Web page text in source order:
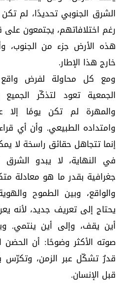
الشرق الجنوبي تحديدًا، لم
رغم اختلافاتهم، يجتمعون
هذه الأرض جزء من الجنوب،
خارج هذا الإطار.
ومع كل محاولة لفرض واقع
الجمعية تعود لتذكّر
والمهرة لم تكن يومًا إلا
وامتداده الطبيعي. وأن أي
إنما تتجاهل حقائق راسخة لا
في النهاية، لا يبدو
جغرافية بقدر ما هو معادلة
والواقع، وبين الطموح
يحتاج إلى تعريف جديد، لأنه
أين يقف، وإلى أين ينتمي.
صوته الأكثر وضوحًا: أن الحضن
قدرٌ تشكّل عبر الزمن، وتكرّس
قبل الإنسان.